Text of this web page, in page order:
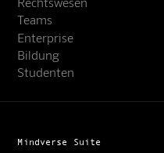
Teams
Enterprise
Bildung
Studenten
Mindverse Suite